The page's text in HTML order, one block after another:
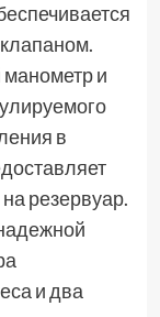
и
в
резервуар.
и два